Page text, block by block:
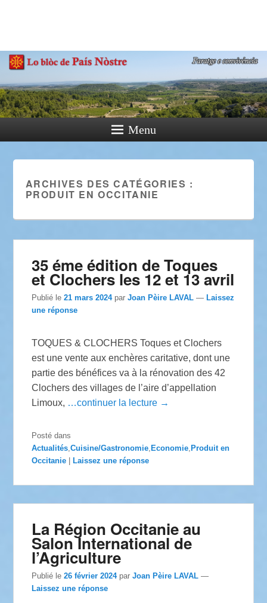
Paratge e Convivència
Menu
ARCHIVES DES CATÉGORIES :
PRODUIT EN OCCITANIE
35 éme édition de Toques
et Clochers les 12 et 13 avril
Publié le21 mars 2024 parJoan Pèire LAVAL — Laissez
une réponse
TOQUES & CLOCHERS Toques et Clochers
est une vente aux enchères caritative, dont une
partie des bénéfices va à la rénovation des 42
Clochers des villages de l’aire d’appellation
Limoux, …continuer la lecture →
Posté dans
Actualités ,Cuisine/Gastronomie Economie Produit en
Occitanie
Laissez une réponse
La Région Occitanie au
Salon International de
l’Agriculture
Publié le26 février 2024 parJoan Pèire LAVAL —
Laissez une réponse